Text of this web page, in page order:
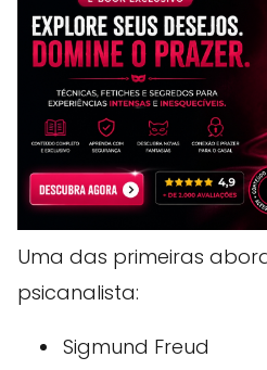
Uma das primeiras
psicanalista:
Sigmund Freud